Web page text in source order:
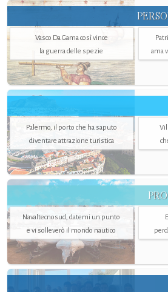
Vasco Da Gama così vince
la guerra delle spezie
ama
Palermo, il porto che ha saputo
diventare attrazione turistica
Navaltecnosud, datemi un punto
e vi solleverò il mondo nautico